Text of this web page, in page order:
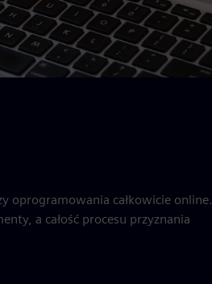
oprogramowania całkowicie online.
a całość procesu przyznania